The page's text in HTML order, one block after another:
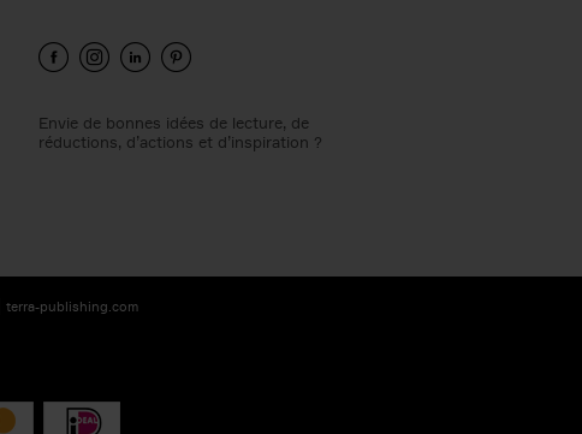
Envie de bonnes idées de lecture, de
réductions, d’actions et d’inspiration ?
terra-publishing.com